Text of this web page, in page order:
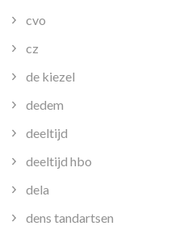
cvo
cz
de kiezel
dedem
deeltijd
deeltijd hbo
dela
dens tandartsen